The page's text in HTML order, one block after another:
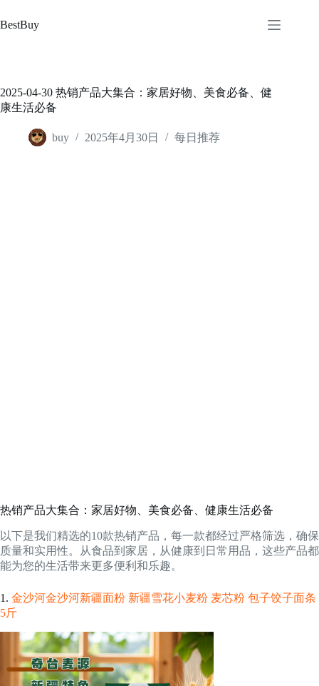
至
BestBuy
2025-04-30 热销产品大集合：家居好物、美食必备、健
康生活必备
buy 2025年4月30日 每日推荐
热销产品大集合：家居好物、美食必备、健康生活必备
以下是我们精选的10款热销产品，每一款都经过严格筛选，确保
质量和实用性。从食品到家居，从健康到日常用品，这些产品都
能为您的生活带来更多便利和乐趣。
1. 金沙河金沙河新疆面粉 新疆雪花小麦粉 麦芯粉 包子饺子面条
5斤